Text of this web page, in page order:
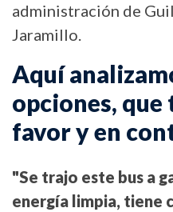
administración de
Jaramillo.
Aquí
opciones,
favor y en
"Se trajo este bus a
energía limpia, tiene